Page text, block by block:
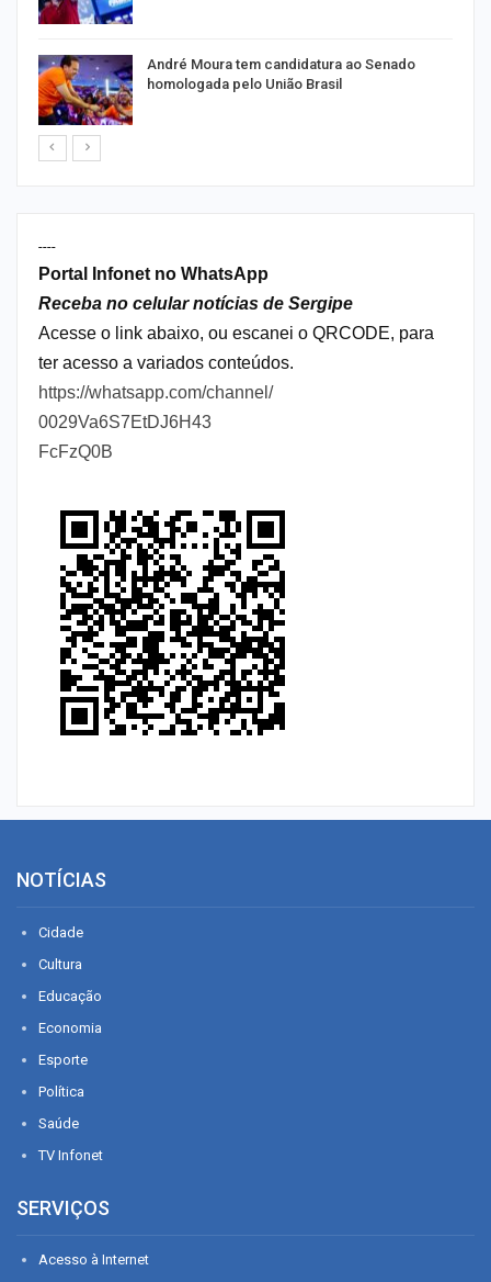
André Moura tem candidatura ao Senado
homologada pelo União Brasil
----
Portal Infonet no WhatsApp
Receba no celular notícias de Sergipe
Acesse o link abaixo, ou escanei o QRCODE, para
ter acesso a variados conteúdos.
https://whatsapp.com/channel/
0029Va6S7EtDJ6H43
FcFzQ0B
NOTÍCIAS
Cidade
Cultura
Educação
Economia
Esporte
Política
Saúde
TV Infonet
SERVIÇOS
Acesso à Internet